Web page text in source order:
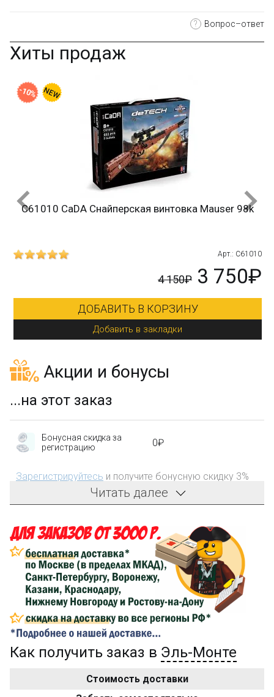
? Вопрос–ответ
Хиты продаж
C61010 CaDA Снайперская винтовка Mauser 98k
Арт.: C61010
4 150₽ 3 750₽
ДОБАВИТЬ В КОРЗИНУ
Добавить в закладки
-10%
Акции и бонусы
...на этот заказ
Бонусная скидка за
регистрацию
0₽
Зарегистрируйтесь и получите бонусную скидку 3%
на первый заказ!
затрат на доставку
Сделайте заказ на сумму не менее 3 000₽, оплатите
его на карту Сбербанка и получите 150₽ на
компенсацию доставки.
...на следующий заказ
Золотая скидка
персональная
10%
Читать далее
Как получить заказ в Эль-Монте
Стоимость доставки